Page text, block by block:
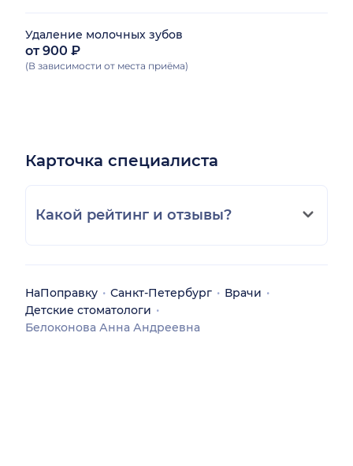
Удаление молочных зубов
от 900 ₽
(В зависимости от места приёма)
Карточка специалиста
Какой рейтинг и отзывы?
НаПоправку Санкт-Петербург
Врачи
Детские стоматологи
Белоконова Анна Андреевна